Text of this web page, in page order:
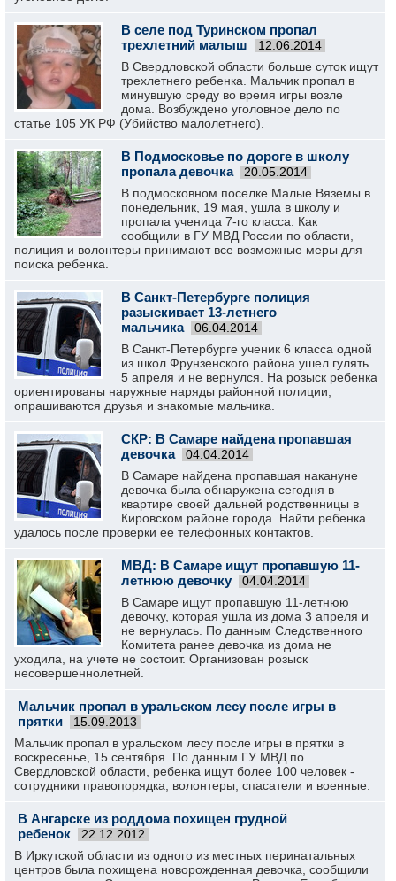
В селе под Туринском пропал
трехлетний малыш
12.06.2014
В Свердловской области больше суток ищут
трехлетнего ребенка. Мальчик пропал в
минувшую среду во время игры возле
дома. Возбуждено уголовное дело по
статье 105 УК РФ (Убийство малолетнего).
В Подмосковье по дороге в школу
пропала девочка
20.05.2014
В подмосковном поселке Малые Вяземы в
понедельник, 19 мая, ушла в школу и
пропала ученица 7-го класса. Как
сообщили в ГУ МВД России по области,
полиция и волонтеры принимают все возможные меры для
поиска ребенка.
В Санкт-Петербурге полиция
разыскивает 13-летнего
мальчика
06.04.2014
В Санкт-Петербурге ученик 6 класса одной
из школ Фрунзенского района ушел гулять
5 апреля и не вернулся. На розыск ребенка
ориентированы наружные наряды районной полиции,
опрашиваются друзья и знакомые мальчика.
СКР: В Самаре найдена пропавшая
девочка
04.04.2014
В Самаре найдена пропавшая накануне
девочка была обнаружена сегодня в
квартире своей дальней родственницы в
Кировском районе города. Найти ребенка
удалось после проверки ее телефонных контактов.
МВД: В Самаре ищут пропавшую 11-
летнюю девочку
04.04.2014
В Самаре ищут пропавшую 11-летнюю
девочку, которая ушла из дома 3 апреля и
не вернулась. По данным Следственного
Комитета ранее девочка из дома не
уходила, на учете не состоит. Организован розыск
несовершеннолетней.
Мальчик пропал в уральском лесу после игры в
прятки
15.09.2013
Мальчик пропал в уральском лесу после игры в прятки в
воскресенье, 15 сентября. По данным ГУ МВД по
Свердловской области, ребенка ищут более 100 человек -
сотрудники правопорядка, волонтеры, спасатели и военные.
В Ангарске из роддома похищен грудной
ребенок
22.12.2012
В Иркутской области из одного из местных перинатальных
центров была похищена новорожденная девочка, сообщили